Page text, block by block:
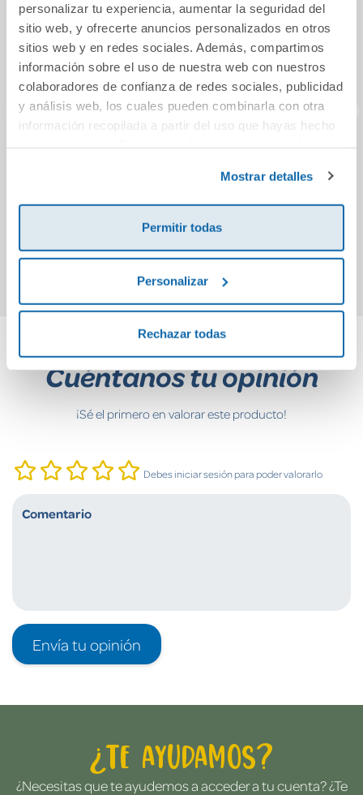
personalizar tu experiencia, aumentar la seguridad del
sitio web, y ofrecerte anuncios personalizados en otros
sitios web y en redes sociales. Además, compartimos
información sobre el uso de nuestra web con nuestros
colaboradores de confianza de redes sociales, publicidad
y análisis web, los cuales pueden combinarla con otra
información recopilada a partir del uso que hayas hecho
Mostrar detalles
Permitir todas
Personalizar
Rechazar todas
Comprar
de la Reconquista)
Comprar
Cuéntanos tu opinión
¡Sé el primero en valorar este producto!
Debes iniciar sesión para poder valorarlo
Envía tu opinión
¿Te ayudamos?
¿Necesitas que te ayudemos a acceder a tu cuenta? ¿Te